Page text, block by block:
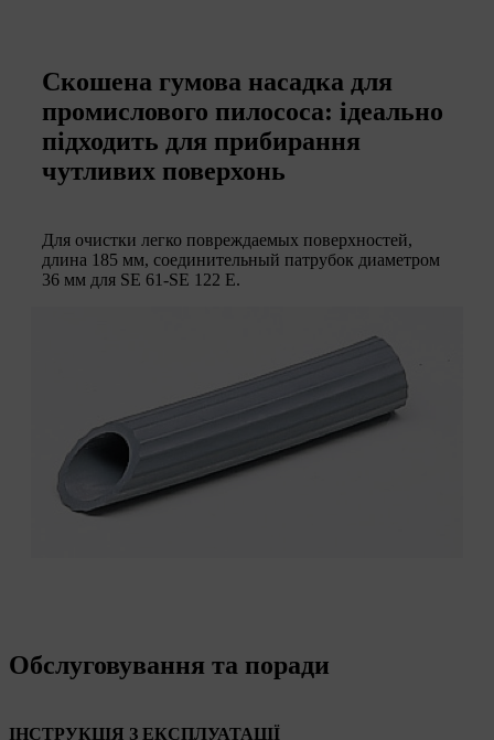
Скошена гумова насадка для
промислового пилососа: ідеально
підходить для прибирання
чутливих поверхонь
Для очистки легко повреждаемых поверхностей,
длина 185 мм, соединительный патрубок диаметром
36 мм для SE 61-SE 122 E.
Обслуговування та поради
ІНСТРУКЦІЯ З ЕКСПЛУАТАЦІЇ